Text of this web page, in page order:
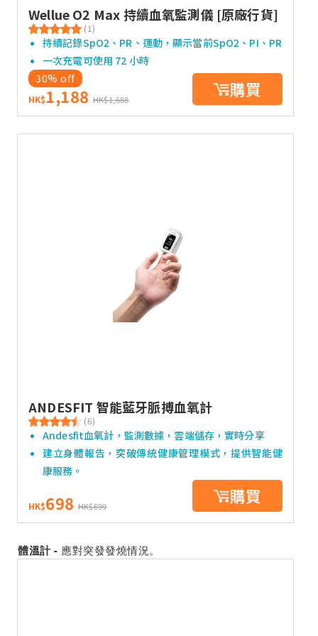
Wellue O2 Max 持續血氧監測儀 [原廠行貨]
(1)
持續記錄SpO2、PR、運動，顯示當前SpO2、PI、PR
一次充電可使用 72 小時
30% off
HK$1,188 HK$1,688 購買
ANDESFIT 智能藍牙脈搏血氧計
(6)
Andesfit血氧計，監測數據，雲端儲存，實時分享
建立身體報告，突破傳統健康管理模式，提供智能健
康服務。
HK$698 HK$699 購買
體溫計 - 應對突發發燒情況。